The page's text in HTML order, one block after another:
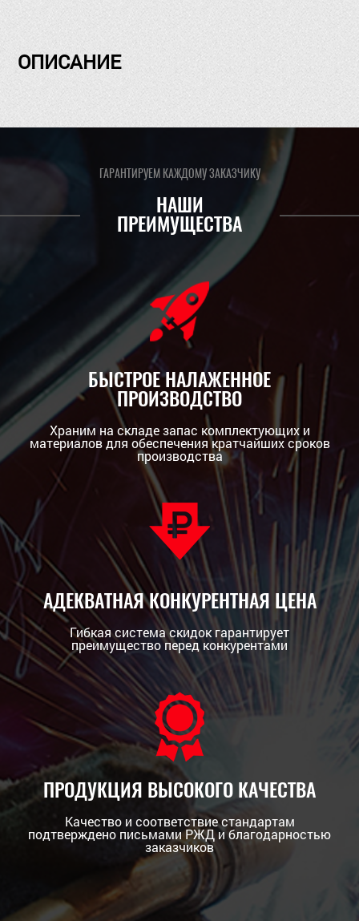
ОПИСАНИЕ
ГАРАНТИРУЕМ КАЖДОМУ ЗАКАЗЧИКУ
НАШИ
ПРЕИМУЩЕСТВА
БЫСТРОЕ НАЛАЖЕННОЕ
ПРОИЗВОДСТВО
Храним на складе запас комплектующих и
материалов для обеспечения кратчайших сроков
производства
АДЕКВАТНАЯ КОНКУРЕНТНАЯ ЦЕНА
Гибкая система скидок гарантирует
преимущество перед конкурентами
ПРОДУКЦИЯ ВЫСОКОГО КАЧЕСТВА
Качество и соответствие стандартам
подтверждено письмами РЖД и благодарностью
заказчиков